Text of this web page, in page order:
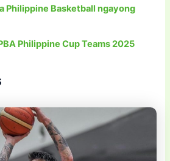
Philippine Basketball ngayong
Philippine Cup Teams 2025